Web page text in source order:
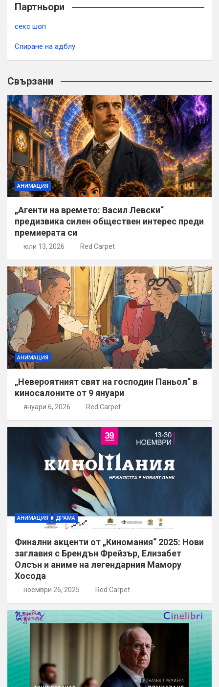
Партньори
секс шоп
Спиране на адблу
Свързани
АНИМАЦИЯ
„Агенти на времето: Васил Левски“
предизвика силен обществен интерес преди
премиерата си
юли 13, 2026 Red Carpet
АНИМАЦИЯ
„Невероятният свят на господин Паньол“ в
киносалоните от 9 януари
януари 6, 2026 Red Carpet
АНИМАЦИЯ ДРАМА
Финални акценти от „Киномания“ 2025: Нови
заглавия с Брендън Фрейзър, Елизабет
Олсън и аниме на легендарния Мамору
Хосода
ноември 26, 2025 Red Carpet